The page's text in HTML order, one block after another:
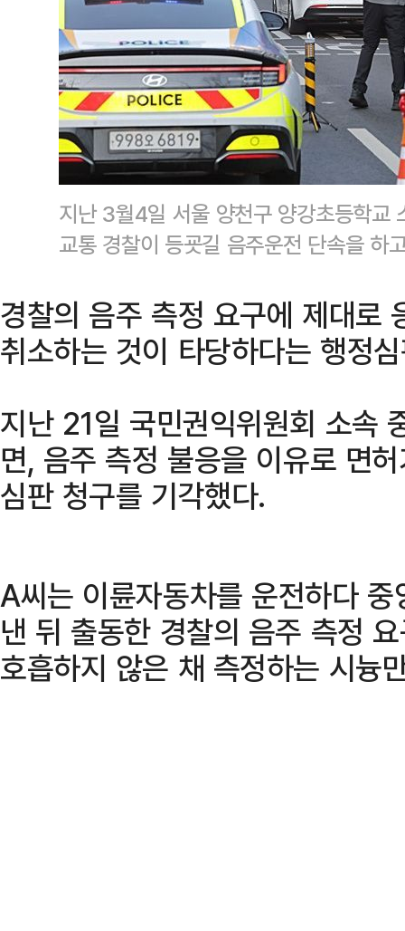
지난 3월4일 서울 양천구 양강초등학교
교통 경찰이 등굣길 음주운전 단속을
경찰의 음주 측정 요구에 제대로
취소하는 것이 타당하다는 행정
지난 21일 국민권익위원회 소속
면, 음주 측정 불응을 이유로 면
심판 청구를 기각했다.
A씨는 이륜자동차를 운전하다
낸 뒤 출동한 경찰의 음주 측정
호흡하지 않은 채 측정하는 시늉